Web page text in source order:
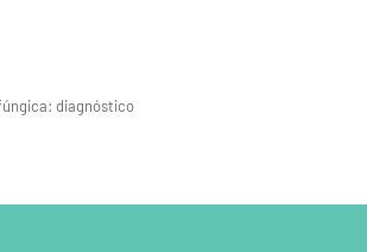
diagnóstico